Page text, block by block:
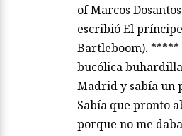
of Marcos
escribió El
Bartleboom). *****
bucólica
Madrid y sabía un
Sabía que pronto
porque no me